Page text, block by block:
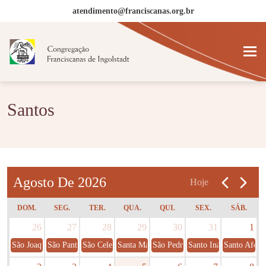
atendimento@franciscanas.org.br
Santos
Agosto De 2026 Hoje
DOM. SEG. TER. QUA. QUI. SEX. SÁB.
26
São Joaquim e Sant'Ana
27
São Pantaleão
28
São Celestino
29
Santa Marta
30
São Pedro Crisólogo
31
Santo Inácio de Loyola
1
Santo